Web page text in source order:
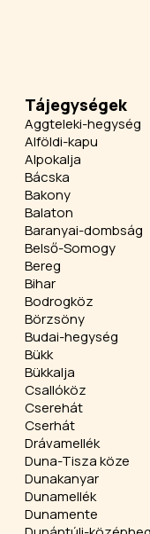
Tájegységek
Aggteleki-hegység
Alföldi-kapu
Alpokalja
Bácska
Bakony
Balaton
Baranyai-dombság
Belső-Somogy
Bereg
Bihar
Bodrogköz
Börzsöny
Budai-hegység
Bükk
Bükkalja
Csallóköz
Cserehát
Cserhát
Drávamellék
Duna-Tisza köze
Dunakanyar
Dunamellék
Dunamente